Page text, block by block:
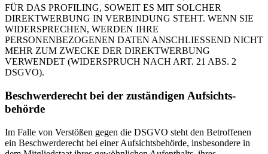
FÜR DAS PROFILING, SOWEIT ES MIT SOLCHER
DIREKTWERBUNG IN VERBINDUNG STEHT. WENN SIE
WIDERSPRECHEN, WERDEN IHRE
PERSONENBEZOGENEN DATEN ANSCHLIESSEND NICHT
MEHR ZUM ZWECKE DER DIREKTWERBUNG
VERWENDET (WIDERSPRUCH NACH ART. 21 ABS. 2
DSGVO).
Beschwerde­recht bei der zuständigen Aufsichts­
behörde
Im Falle von Verstößen gegen die DSGVO steht den Betroffenen
ein Beschwerderecht bei einer Aufsichtsbehörde, insbesondere in